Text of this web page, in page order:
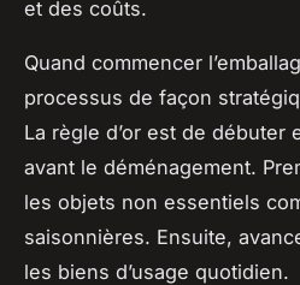
et des coûts.
Quand commencer
processus de façon
La règle d’or est de débuter
avant le déménagement.
les objets non essentiels
saisonnières. Ensuite,
les biens d’usage quotidien.